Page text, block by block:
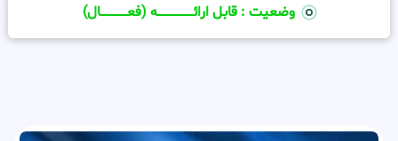
وضعیت : قابل ارائــــــــــــــــــــه (فعـــــــــــــــال)